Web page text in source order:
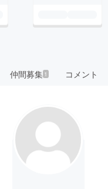
仲間募集 1 コメント